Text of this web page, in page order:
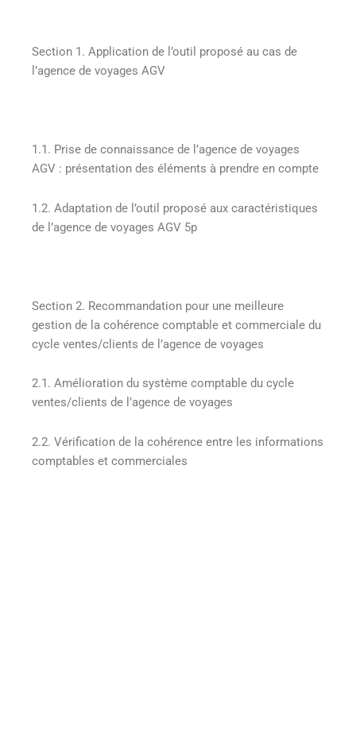
Section 1. Application de l’outil proposé au cas de
l’agence de voyages AGV
1.1. Prise de connaissance de l’agence de voyages
AGV : présentation des éléments à prendre en compte
1.2. Adaptation de l’outil proposé aux caractéristiques
de l’agence de voyages AGV 5p
Section 2. Recommandation pour une meilleure
gestion de la cohérence comptable et commerciale du
cycle ventes/clients de l’agence de voyages
2.1. Amélioration du système comptable du cycle
ventes/clients de l’agence de voyages
2.2. Vérification de la cohérence entre les informations
comptables et commerciales